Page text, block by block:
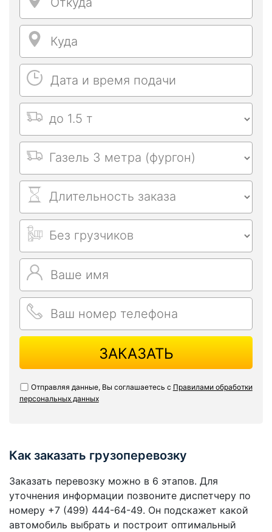
ЗАКАЗАТЬ
Отправляя данные, Вы соглашаетесь с Правилами обработки
персональных данных
Как заказать грузоперевозку
Заказать перевозку можно в 6 этапов. Для
уточнения информации позвоните диспетчеру по
номеру +7 (499) 444-64-49. Он подскажет какой
автомобиль выбрать и построит оптимальный